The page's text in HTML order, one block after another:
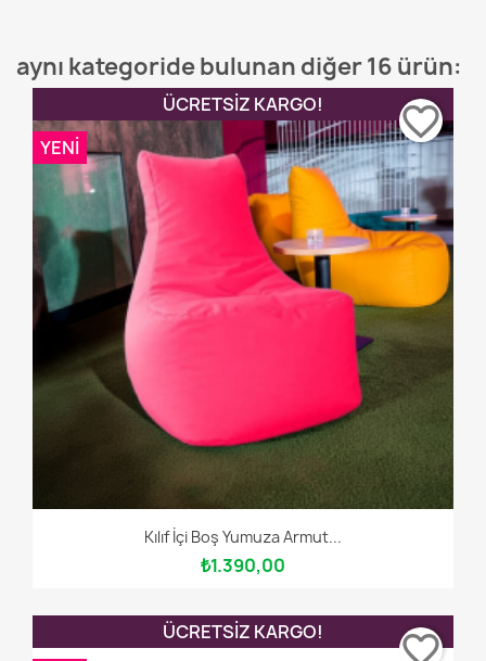
aynı kategoride bulunan diğer 16 ürün:
Kılıf İçi Boş Yumuza Armut...
₺1.390,00
ÜCRETSIZ KARGO!
YENI
favorite_border
ÜCRETSIZ KARGO!
favorite_border